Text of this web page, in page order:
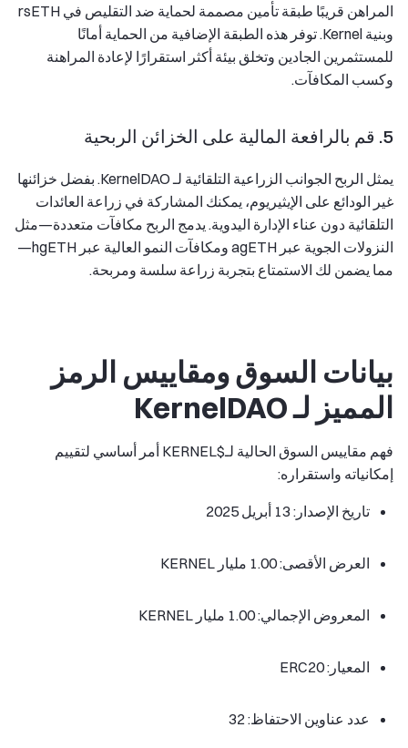
المراهن قريبًا طبقة تأمين مصممة لحماية ضد التقليص في rsETH
وبنية Kernel. توفر هذه الطبقة الإضافية من الحماية أمانًا
للمستثمرين الجادين وتخلق بيئة أكثر استقرارًا لإعادة المراهنة
وكسب المكافآت.
5. قم بالرافعة المالية على الخزائن الربحية
يمثل الربح الجوانب الزراعية التلقائية لـ KernelDAO. بفضل خزائنها
غير الودائع على الإيثيريوم، يمكنك المشاركة في زراعة العائدات
التلقائية دون عناء الإدارة اليدوية. يدمج الربح مكافآت متعددة—مثل
النزولات الجوية عبر agETH ومكافآت النمو العالية عبر hgETH—
مما يضمن لك الاستمتاع بتجربة زراعة سلسة ومربحة.
بيانات السوق ومقاييس الرمز
المميز لـ KernelDAO
فهم مقاييس السوق الحالية لـ$KERNEL أمر أساسي لتقييم
إمكانياته واستقراره:
تاريخ الإصدار: 13 أبريل 2025
العرض الأقصى: 1.00 مليار KERNEL
المعروض الإجمالي: 1.00 مليار KERNEL
المعيار: ERC20
عدد عناوين الاحتفاظ: 32